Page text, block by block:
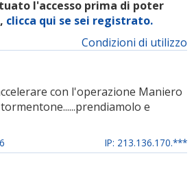
l'accesso prima di poter
clicca qui se sei registrato.
Condizioni di utilizzo
con l'operazione Maniero
e
IP: 213.136.170.***